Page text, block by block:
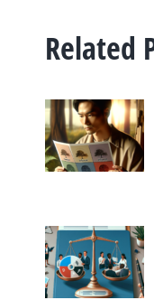
Related